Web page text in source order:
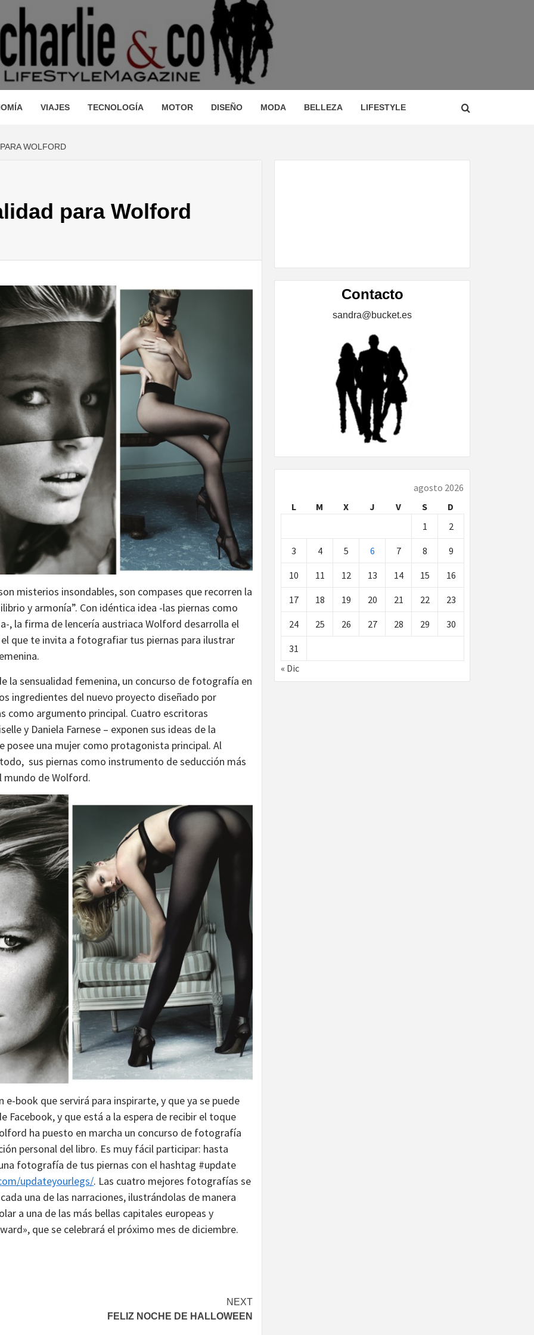
DE
OCIO,
MOTOR,
VIAJES, MOTOR, TECNOLOGÍA, DISEÑO…
VIAJES TECNOLOGÍA MOTOR DISEÑO MODA BELLEZA LIFESTYLE
WOLFORD
para Wolford
misterios insondables, son compases que recorren la
y armonía”. Con idéntica idea -las piernas como
, la firma de lencería austriaca Wolford desarrolla el
el que te invita a fotografiar tus piernas para ilustrar
la sensualidad femenina, un concurso de fotografía en
ingredientes del nuevo proyecto diseñado por
como argumento principal. Cuatro escritoras
y Daniela Farnese – exponen sus ideas de la
una mujer como protagonista principal. Al
sus piernas como instrumento de seducción más
mundo de Wolford.
book que servirá para inspirarte, y que ya se puede
y que está a la espera de recibir el toque
ha puesto en marcha un concurso de fotografía
personal del libro. Es muy fácil participar: hasta
fotografía de tus piernas con el hashtag #update
updateyourlegs/. Las cuatro mejores fotografías se
una de las narraciones, ilustrándolas de manera
a una de las más bellas capitales europeas y
que se celebrará el próximo mes de diciembre.
NEXT
FELIZ NOCHE DE HALLOWEEN
Contacto
sandra@bucket.es
agosto 2026
L
M X J V S
D
1
2
3 4 5 6 7 8 9
10 11 12 13 14 15 16
17 18 19 20 21 22 23
24 25 26 27 28 29 30
31
« Dic